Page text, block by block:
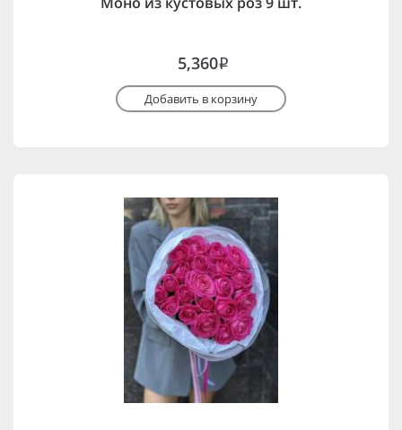
5,360i
Добавить в корзину